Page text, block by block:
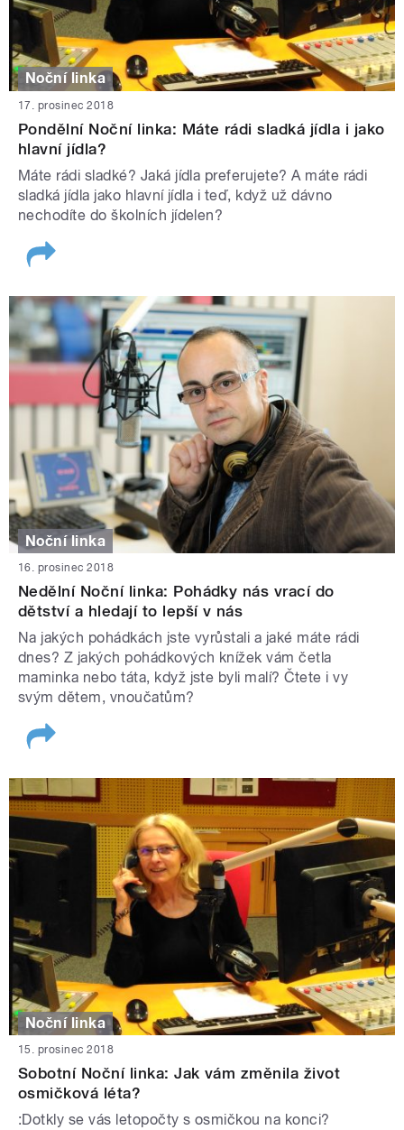
Noční linka
17. prosinec 2018
Pondělní Noční linka: Máte rádi sladká jídla i jako
hlavní jídla?
Máte rádi sladké? Jaká jídla preferujete? A máte rádi
sladká jídla jako hlavní jídla i teď, když už dávno
nechodíte do školních jídelen?
Noční linka
16. prosinec 2018
Nedělní Noční linka: Pohádky nás vrací do
dětství a hledají to lepší v nás
Na jakých pohádkách jste vyrůstali a jaké máte rádi
dnes? Z jakých pohádkových knížek vám četla
maminka nebo táta, když jste byli malí? Čtete i vy
svým dětem, vnoučatům?
Noční linka
15. prosinec 2018
Sobotní Noční linka: Jak vám změnila život
osmičková léta?
:Dotkly se vás letopočty s osmičkou na konci?